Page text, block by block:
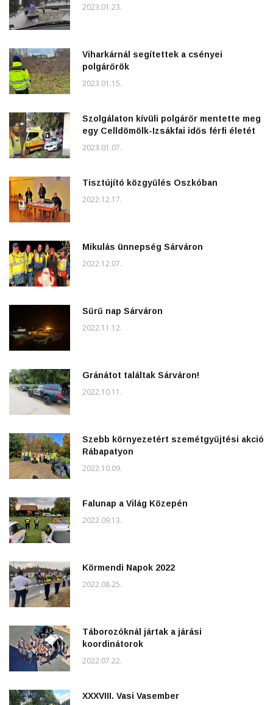
2023.01.23.
Viharkárnál segítettek a csényei
polgárőrök
2023.01.15.
Szolgálaton kívüli polgárőr mentette meg
egy Celldömölk-Izsákfai idős férfi életét
2023.01.07.
Tisztújító közgyűlés Oszkóban
2022.12.17.
Mikulás ünnepség Sárváron
2022.12.07.
Sűrű nap Sárváron
2022.11.12.
Gránátot találtak Sárváron!
2022.10.11.
Szebb környezetért szemétgyűjtési akció
Rábapatyon
2022.10.09.
Falunap a Világ Közepén
2022.09.13.
Körmendi Napok 2022
2022.08.25.
Táborozóknál jártak a járási
koordinátorok
2022.07.22.
XXXVIII. Vasi Vasember